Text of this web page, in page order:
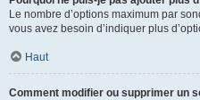
Le nombre d’options maximum par
vous avez besoin d’indiquer plus
Haut
Comment modifier ou supprimer un